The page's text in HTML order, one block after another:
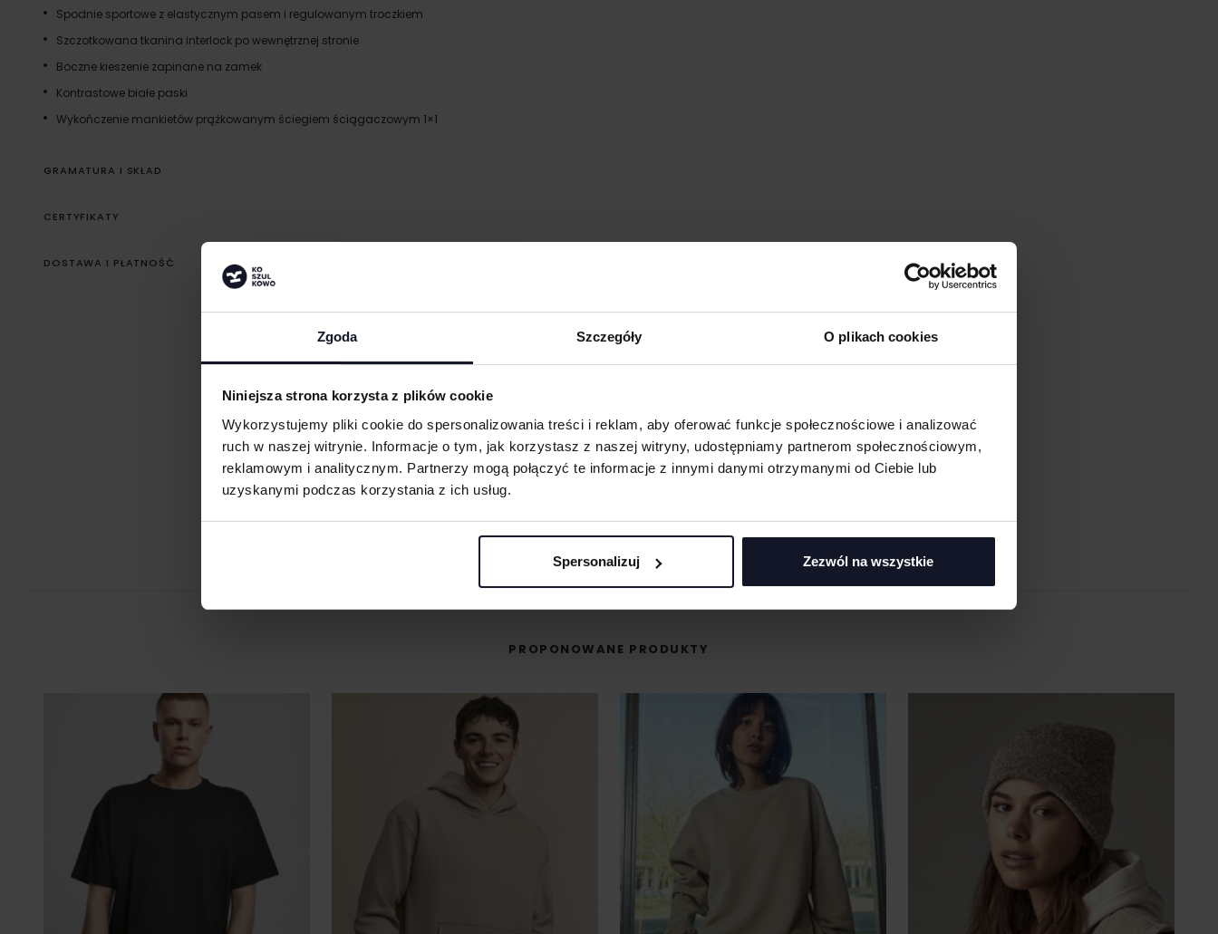
Zgoda Szczegóły O plikach cookies
Niniejsza strona korzysta z plików cookie
Wykorzystujemy pliki cookie do spersonalizowania treści i reklam, aby oferować funkcje społecznościowe i analizować
ruch w naszej witrynie. Informacje o tym, jak korzystasz z naszej witryny, udostępniamy partnerom społecznościowym,
reklamowym i analitycznym. Partnerzy mogą połączyć te informacje z innymi danymi otrzymanymi od Ciebie lub
uzyskanymi podczas korzystania z ich usług.
Spersonalizuj Zezwól na wszystkie
Spodnie sportowe z elastycznym pasem i regulowanym troczkiem
Szczotkowana tkanina interlock po wewnętrznej stronie
Boczne kieszenie zapinane na zamek
Kontrastowe białe paski
Wykończenie mankietów prążkowanym ściegiem ściągaczowym 1×1
GRAMATURA I SKŁAD
CERTYFIKATY
DOSTAWA I PŁATNOŚĆ
MASZ PYTANIA? ZAPYTAJ SPECJALISTĘ
Jeśli masz pytania odnośnie naszych produktów, zdobień lub współpracy, nasi
specjaliści chętnie Ci pomogą.
+48 733 904 144
ZAPYTANIA@KOSZULKOWO.COM
POPROŚ O WYCENĘ
PROPONOWANE PRODUKTY